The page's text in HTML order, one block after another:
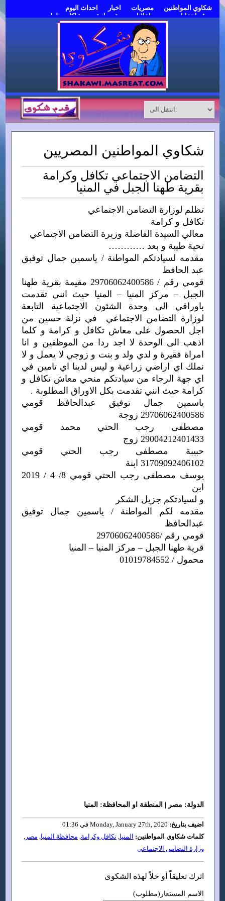
شكاوي المواطنين مصريات اخبار
احداث اليوم
موقع انتخابات مصر
اعلانات مبوبة مجانية
مشاكل وحلول
شكاوي المواطنين المصريين
التضامن الاجتماعي تكافل وكرامة
بقرية طهنا الجبل في المنيا
تظلم لوزارة التضامن الاجتماعي
تكافل و كرامة
معالي السيدة الفاضلة وزيرة التضامن الاجتماعي
تحية طيبة و بعد …………
مقدمه لسيادتكم المواطنة / ياسمين جمال توفبق
عبد الحافظ
قومي رقم / 29706062400586 مقيمة بقرية طهنا
الجبل – مركز المنيا – المنيا حيث انني تقدمت
باوراقي الى وحدة الشئون الاجتماعية التابعة
لوزارة التضامن الاجتماعي في نزلة حسين من
اجل الحصول على معاش تكافل و كرامة و كلما
اذهب الى الوحدة لا اجد ردا من الموظفين و انا
امراة فقيرة و لدي ولد و بنت و زوجي لا يعمل و لا
نملك اي اراضي زراعية و ليس لدينا اي تامين في
اي جهة الرجاء من سيادتكم منحي معاش تكافل و
كرامة حيث انني تقدمت بكل الاوراق المطلوبة .
ياسمين جمال توفيق عبدالحافظ قومي
29706062400586 زوجة
مصطفى رجب الحتي محمد قومي
29004212401433 زوج
حبيبة مصطفى رجب الحتي قومي
31709092406102 ابنة
يوسف مصطفى رجب الحتي قومي 8/ 4 / 2019
ابن
و لسيادتكم جزيل الشكر
مقدمه لكم المواطنة / ياسمين جمال توفيق
عبدالحافظ
قومي رقم /29706062400586
قرية طهنا الجبل – مركز المنيا – المنيا
محمول / 01019784552
الدولة: مصر | المنطقة او المحافظة: المنيا
اضيف بتاريخ:
كلمات شكاوي المواطنين: المنيا,تكافل وكرامة, محافظة المنيا, مصر,
وزارة التضامن الاجتماعي
اترك تعليقاًً أو حلاً لهذه الشكوى
الاسم المستعار(مطلوب)